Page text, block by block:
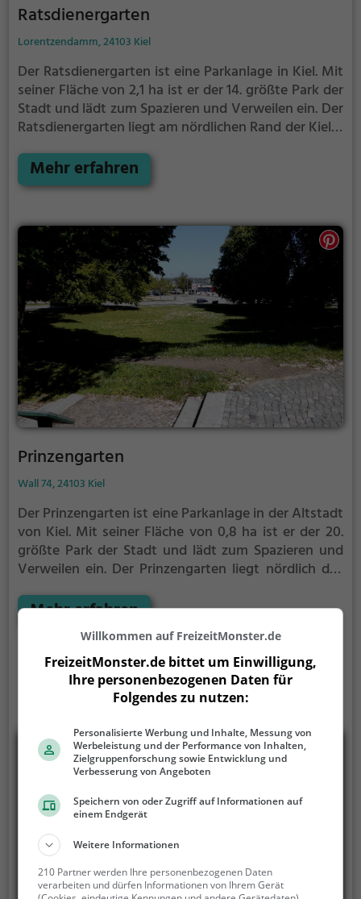
Ratsdienergarten
Lorentzendamm, 24103 Kiel
Der Ratsdienergarten ist eine Parkanlage in Kiel. Mit
seiner Fläche von 2,1 ha ist er der 14. größte Park der
Stadt und lädt zum Spazieren und Verweilen ein. Der
Ratsdienergarten liegt am nördlichen Rand der Kieler
Jensendamm eingegrenzt. Im Westen grenzt der
Ratsdienergarten an den Hiroshimapark, im Osten
Mehr erfahren
Prinzengarten
Wall 74, 24103 Kiel
Der Prinzengarten ist eine Parkanlage in der Altstadt
von Kiel. Mit seiner Fläche von 0,8 ha ist er der 20.
größte Park der Stadt und lädt zum Spazieren und
Verweilen ein. Der Prinzengarten liegt nördlich des
Straße Prinzengarten vom Schlossgarten getrennt.
Mehr erfahren
Willkommen auf FreizeitMonster.de
FreizeitMonster.de bittet um Einwilligung,
Ihre personenbezogenen Daten für
Folgendes zu nutzen:
Personalisierte Werbung und Inhalte, Messung von
Werbeleistung und der Performance von Inhalten,
Zielgruppenforschung sowie Entwicklung und
Verbesserung von Angeboten
Speichern von oder Zugriff auf Informationen auf
einem Endgerät
Weitere Informationen
210 Partner werden Ihre personenbezogenen Daten
verarbeiten und dürfen Informationen von Ihrem Gerät